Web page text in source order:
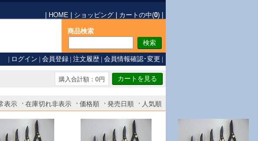
HOME ショッピング カートの中(0)
商品検索
| ログイン | 会員登録 | 注文履歴 | 会員情報確認･変更 |
購入合計額：0円
表示 在庫切れ非表示 価格順 発売日順 人気順